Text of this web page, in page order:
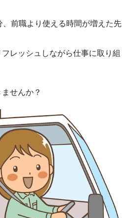
前職より使える時間が増えた先
レッシュしながら仕事に取り組
せんか？